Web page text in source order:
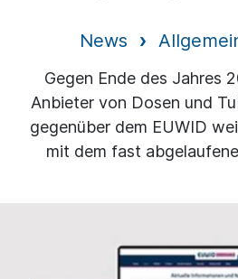
News
Gegen Ende des Jahres
Anbieter von Dosen und
gegenüber dem EUWID
mit dem fast